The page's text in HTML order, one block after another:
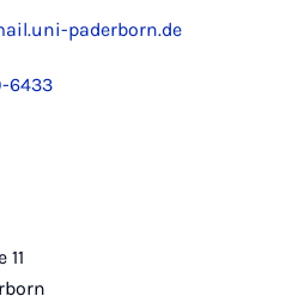
paderborn.de
6433